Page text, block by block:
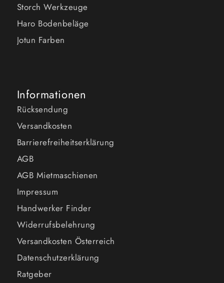
Storch Werkzeuge
Haro Bodenbeläge
Jotun Farben
Informationen
Rücksendung
Versandkosten
Barrierefreiheitserklärung
AGB
AGB Mietmaschienen
Impressum
Handwerker Finder
Widerrufsbelehrung
Versandkosten Österreich
Datenschutzerklärung
Ratgeber